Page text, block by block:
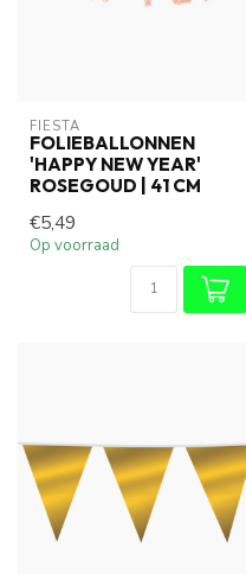
FIESTA
FOLIEBALLONNEN
'HAPPY NEW YEAR'
ROSEGOUD | 41 CM
€5,49
Op voorraad